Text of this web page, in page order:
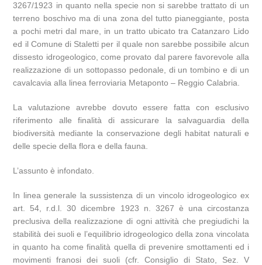
3267/1923 in quanto nella specie non si sarebbe trattato di un
terreno boschivo ma di una zona del tutto pianeggiante, posta
a pochi metri dal mare, in un tratto ubicato tra Catanzaro Lido
ed il Comune di Staletti per il quale non sarebbe possibile alcun
dissesto idrogeologico, come provato dal parere favorevole alla
realizzazione di un sottopasso pedonale, di un tombino e di un
cavalcavia alla linea ferroviaria Metaponto – Reggio Calabria.
La valutazione avrebbe dovuto essere fatta con esclusivo
riferimento alle finalità di assicurare la salvaguardia della
biodiversità mediante la conservazione degli habitat naturali e
delle specie della flora e della fauna.
L’assunto è infondato.
In linea generale la sussistenza di un vincolo idrogeologico ex
art. 54, r.d.l. 30 dicembre 1923 n. 3267 è una circostanza
preclusiva della realizzazione di ogni attività che pregiudichi la
stabilità dei suoli e l’equilibrio idrogeologico della zona vincolata
in quanto ha come finalità quella di prevenire smottamenti ed i
movimenti franosi dei suoli (cfr. Consiglio di Stato, Sez. V